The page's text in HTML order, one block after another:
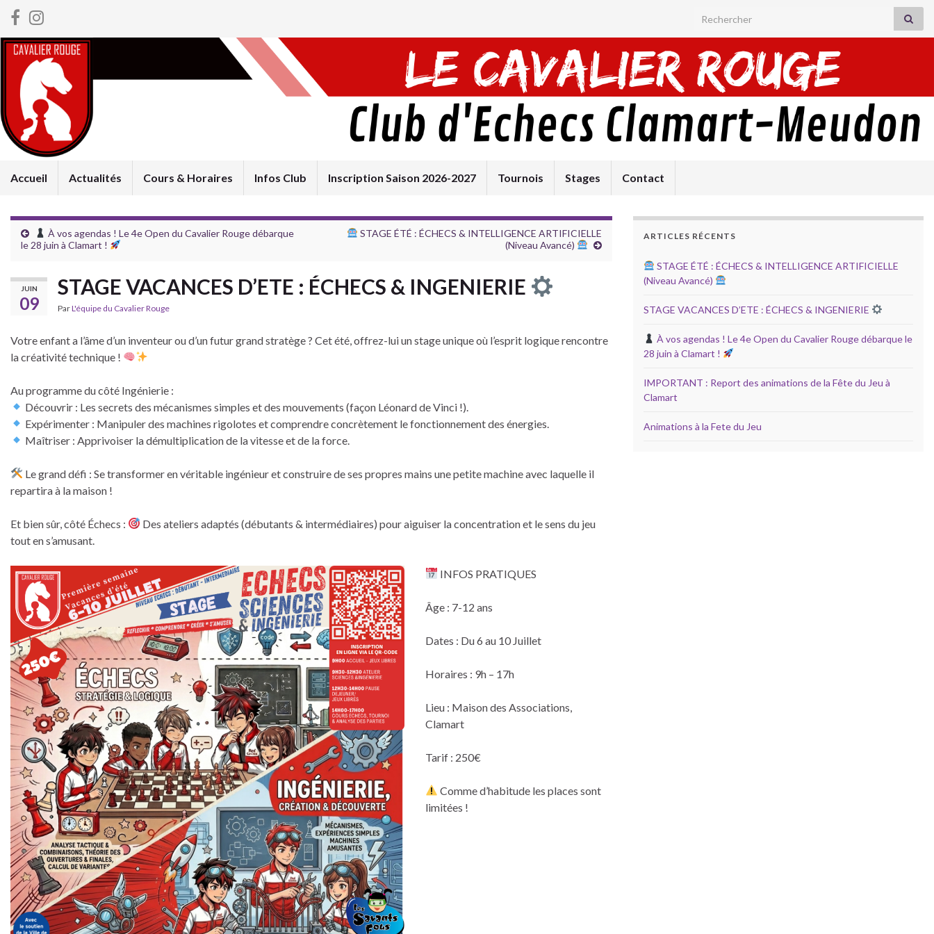
Search for:
Accueil Actualités Cours & Horaires Infos Club Inscription Saison 2026-2027 Tournois Stages Contact
À vos agendas ! Le 4e Open du Cavalier Rouge débarque
le 28 juin à Clamart !
STAGE ÉTÉ : ÉCHECS & INTELLIGENCE ARTIFICIELLE
(Niveau Avancé)
JUIN
09
STAGE VACANCES D’ETE : ÉCHECS & INGENIERIE
ParL'équipe du Cavalier Rouge
Votre enfant a l’âme d’un inventeur ou d’un futur grand stratège ? Cet été, offrez-lui un stage unique où l’esprit logique rencontre
la créativité technique !
Au programme du côté Ingénierie :
Découvrir : Les secrets des mécanismes simples et des mouvements (façon Léonard de Vinci !).
Expérimenter : Manipuler des machines rigolotes et comprendre concrètement le fonctionnement des énergies.
Maîtriser : Apprivoiser la démultiplication de la vitesse et de la force.
Le grand défi : Se transformer en véritable ingénieur et construire de ses propres mains une petite machine avec laquelle il
repartira à la maison !
Et bien sûr, côté Échecs :
Des ateliers adaptés (débutants & intermédiaires) pour aiguiser la concentration et le sens du jeu
tout en s’amusant.
INFOS PRATIQUES
Âge : 7-12 ans
Dates : Du 6 au 10 Juillet
Horaires : 9h – 17h
Lieu : Maison des Associations,
Clamart
Tarif : 250€
Comme d’habitude les places sont
limitées !
ARTICLES RÉCENTS
STAGE ÉTÉ : ÉCHECS & INTELLIGENCE ARTIFICIELLE
(Niveau Avancé)
STAGE VACANCES D’ETE : ÉCHECS & INGENIERIE
À vos agendas ! Le 4e Open du Cavalier Rouge débarque le
28 juin à Clamart !
IMPORTANT : Report des animations de la Fête du Jeu à
Clamart
Animations à la Fete du Jeu